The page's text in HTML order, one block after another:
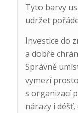
Tyto barvy
udržet
Investice do
a dobře
Správně
vymezí
s organizací
nárazy i